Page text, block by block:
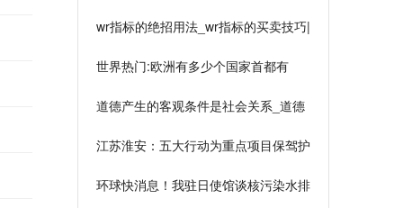
wr指标的绝招用法_wr指标的买卖技巧|
世界热门:欧洲有多少个国家首都有
道德产生的客观条件是社会关系_道德
江苏淮安：五大行动为重点项目保驾护
环球快消息！我驻日使馆谈核污染水排